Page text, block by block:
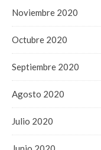
Noviembre 2020
Octubre 2020
Septiembre 2020
Agosto 2020
Julio 2020